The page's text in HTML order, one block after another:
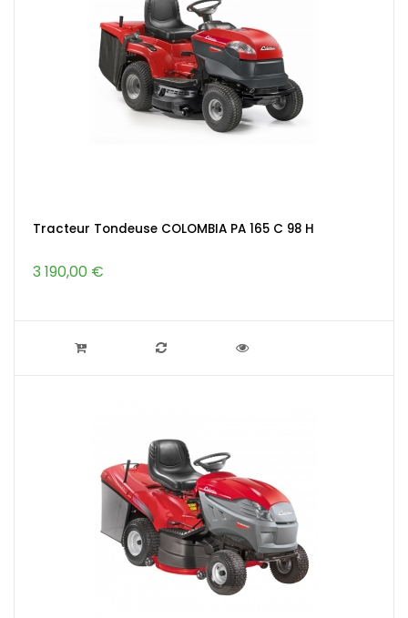
Tracteur Tondeuse COLOMBIA PA 165 C 98 H
3 190,00 €